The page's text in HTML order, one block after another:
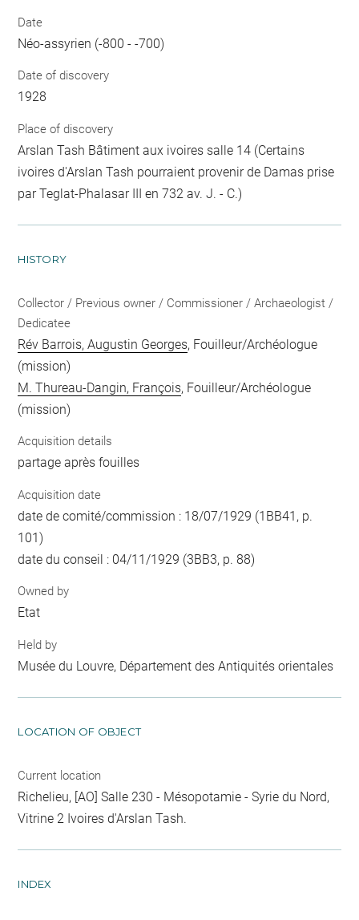
Date
Néo-assyrien (-800 - -700)
Date of discovery
1928
Place of discovery
Arslan Tash Bâtiment aux ivoires salle 14 (Certains
ivoires d'Arslan Tash pourraient provenir de Damas prise
par Teglat-Phalasar III en 732 av. J. - C.)
HISTORY
Collector / Previous owner / Commissioner / Archaeologist /
Dedicatee
Rév Barrois, Augustin Georges, Fouilleur/Archéologue
(mission)
M. Thureau-Dangin, François, Fouilleur/Archéologue
(mission)
Acquisition details
partage après fouilles
Acquisition date
date de comité/commission : 18/07/1929 (1BB41, p.
101)
date du conseil : 04/11/1929 (3BB3, p. 88)
Owned by
Etat
Held by
Musée du Louvre, Département des Antiquités orientales
LOCATION OF OBJECT
Current location
Richelieu, [AO] Salle 230 - Mésopotamie - Syrie du Nord,
Vitrine 2 Ivoires d'Arslan Tash.
INDEX